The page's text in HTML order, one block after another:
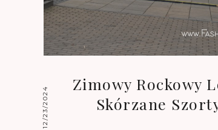
12/23/2024
Zimowy Rockowy
Skórzane